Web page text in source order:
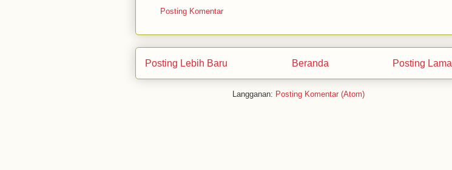
Posting Komentar
Posting Lebih Baru Posting Lama
Beranda
Langganan: Posting Komentar (Atom)